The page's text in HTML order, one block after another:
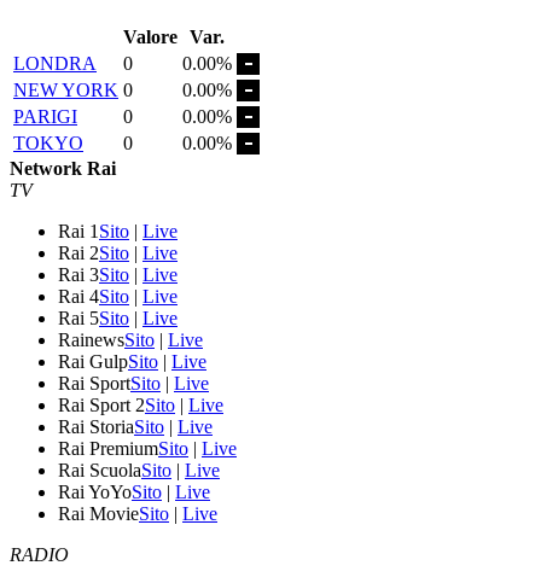
Valore Var.
LONDRA
0
0.00%
NEW YORK 0
0.00%
PARIGI
0
0.00%
TOKYO
0
0.00%
Network Rai
TV
Rai 1 Sito | Live
Rai 2Sito | Live
Rai 3Sito | Live
Rai 4Sito | Live
Rai 5Sito | Live
RainewsSito | Live
Rai GulpSito | Live
Rai SportSito | Live
Rai Sport 2Sito | Live
Rai StoriaSito | Live
Rai PremiumSito | Live
Rai ScuolaSito | Live
Rai YoYoSito | Live
Rai MovieSito | Live
RADIO